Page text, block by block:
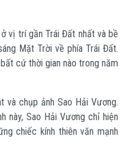
ở vị trí gần Trái Đất nhất và bề
Mặt Trời về phía Trái Đất.
cứ thời gian nào trong năm
và chụp ảnh Sao Hải Vương.
này, Sao Hải Vương chỉ hiện
chiếc kính thiên văn mạnh